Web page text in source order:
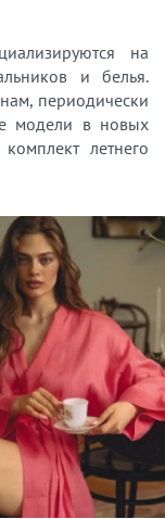
на
и белья.
периодически
модели в новых
летнего